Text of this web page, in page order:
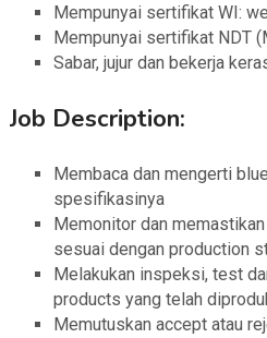
Mempunyai sertifikat WI:
Mempunyai sertifikat NDT
Sabar, jujur dan bekerja
Job Description:
Membaca dan mengerti
spesifikasinya
Memonitor dan
sesuai dengan production
Melakukan inspeksi, test
products yang telah
Memutuskan accept atau